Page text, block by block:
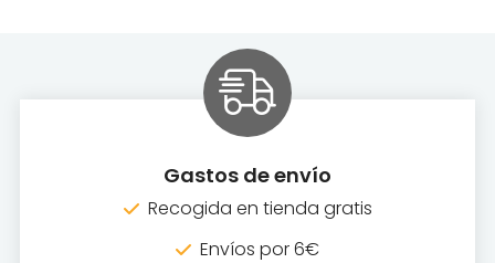
Gastos de envío
Recogida en tienda gratis
Envíos por 6€